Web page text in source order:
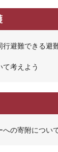
行避難できる避
考えよう
の寄附につい